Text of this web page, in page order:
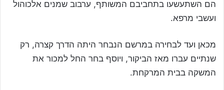
הם השתעשעו בתחביבם המשותף, ערבוב שמנים אלכוהול
ועשבי מרפא.
מכאן ועד לבחירה במרשם הנבחר היתה הדרך קצרה, רק
שנתיים עברו מאז הביקור, ויוסף בחר החל למכור את
המשקה בבית המרקחת.